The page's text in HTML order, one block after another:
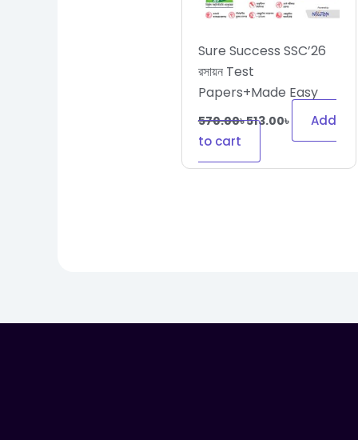
Sure Success SSC’26
রসায়ন Test
Papers+Made Easy
570.00৳513.00৳
Add
to cart